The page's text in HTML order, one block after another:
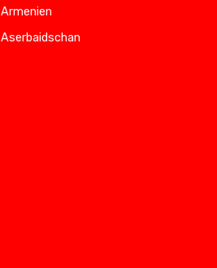
Armenien
Aserbaidschan